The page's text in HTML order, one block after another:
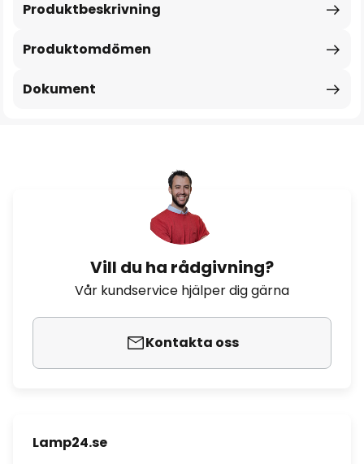
Produktbeskrivning
Produktomdömen
Dokument
Vill du ha rådgivning?
Vår kundservice hjälper dig gärna
Kontakta oss
Lamp24.se